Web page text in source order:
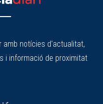
amb notícies d'actualitat,
i informació de proximitat